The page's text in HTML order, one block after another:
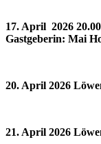
17. April 2026
Gastgeberin: Mai
20. April 2026
21. April 2026